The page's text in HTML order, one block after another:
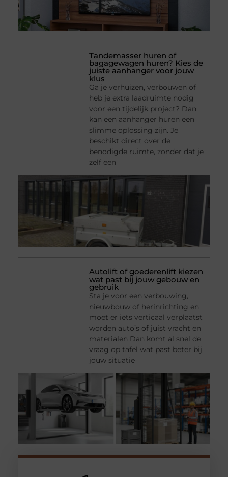
Tandemasser huren of
bagagewagen huren? Kies de
juiste aanhanger voor jouw
klus
Ga je verhuizen, verbouwen of
heb je extra laadruimte nodig
voor een tijdelijk project? Dan
kan een aanhanger huren een
slimme oplossing zijn. Je
beschikt direct over de
benodigde ruimte, zonder dat je
zelf een
Autolift of goederenlift kiezen
wat past bij jouw gebouw en
gebruik
Sta je voor een verbouwing,
nieuwbouw of herinrichting en
moet er iets verticaal verplaatst
worden auto’s of juist vracht en
materialen Dan komt al snel de
vraag op tafel wat past beter bij
jouw situatie